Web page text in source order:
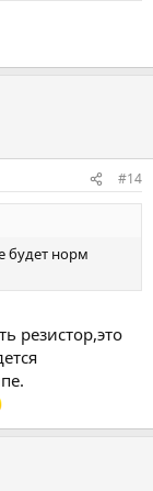
#14
будет норм
резистор,это